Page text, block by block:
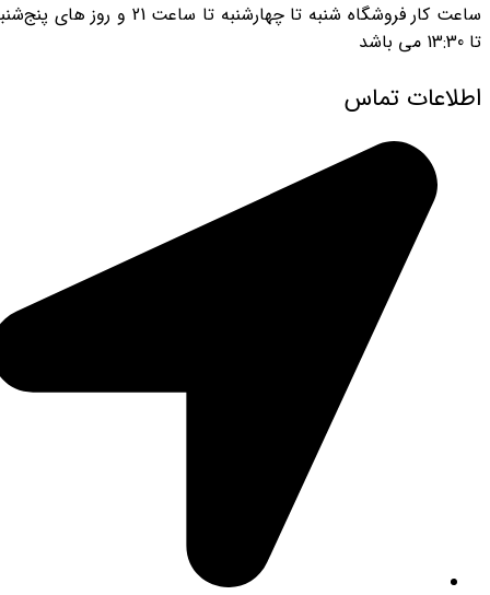
ساعت کار فروشگاه شنبه تا چهارشنبه تا ساعت 21 و روز های
تا 13:30 می باشد ​
اطلاعات تماس